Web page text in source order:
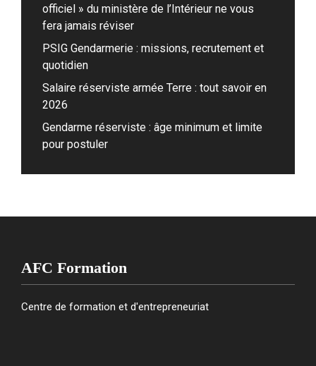
officiel » du ministère de l’Intérieur ne vous
fera jamais réviser
PSIG Gendarmerie : missions, recrutement et
quotidien
Salaire réserviste armée Terre : tout savoir en
2026
Gendarme réserviste : âge minimum et limite
pour postuler
AFC Formation
Centre de formation et d'entrepreneuriat